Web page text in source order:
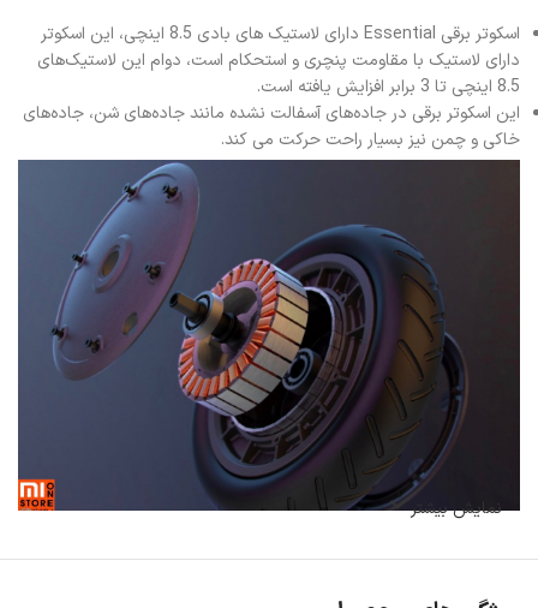
اسکوتر برقی Essential دارای لاستیک های بادی 8.5 اینچی، این اسکوتر
دارای لاستیک با مقاومت پنچری و استحکام است، دوام این لاستیک‌های
8.5 اینچی تا 3 برابر افزایش یافته است.
این اسکوتر برقی در جاده‌های آسفالت نشده مانند جاده‌های شن، جاده‌های
خاکی و چمن نیز بسیار راحت حرکت می کند.
ترمز دوگانه که ترمز احیا کننده و دیسک در عقب است و هم چنین سیستم
نمایش بیشتر